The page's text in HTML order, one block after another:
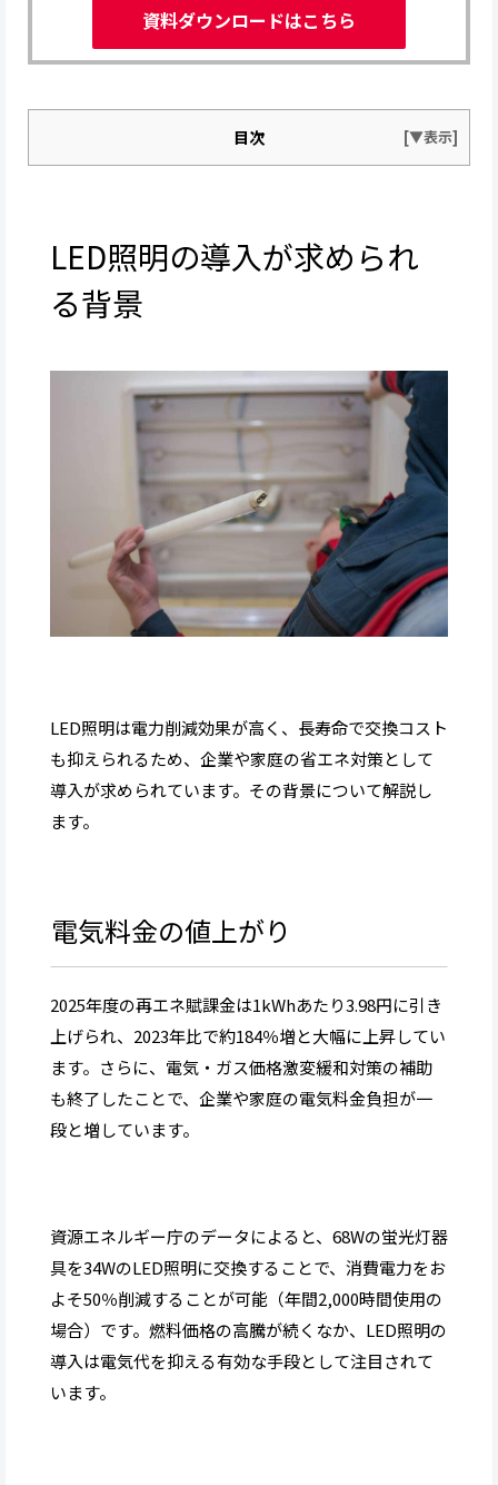
資料ダウンロードはこちら
目次
LED照明の導入が求められ
る背景
LED照明は電力削減効果が高く、長寿命で交換コスト
も抑えられるため、企業や家庭の省エネ対策として
導入が求められています。その背景について解説し
ます。
電気料金の値上がり
2025年度の再エネ賦課金は1kWhあたり3.98円に引き
上げられ、2023年比で約184％増と大幅に上昇してい
ます。さらに、電気・ガス価格激変緩和対策の補助
も終了したことで、企業や家庭の電気料金負担が一
段と増しています。
資源エネルギー庁のデータによると、68Wの蛍光灯器
具を34WのLED照明に交換することで、消費電力をお
よそ50％削減することが可能（年間2,000時間使用の
場合）です。燃料価格の高騰が続くなか、LED照明の
導入は電気代を抑える有効な手段として注目されて
います。